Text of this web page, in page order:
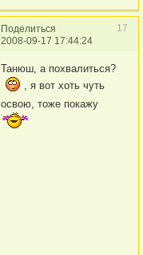
Поделиться
17
2008-09-17 17:44:24
Танюш, а похвалиться?
, я вот хоть чуть
освою, тоже покажу